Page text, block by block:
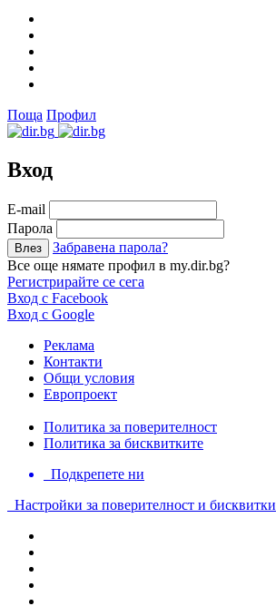
Поща Профил
Вход
Е-mail
Парола
Забравена парола?
Все още нямате профил в my.dir.bg?
Регистрирайте се сега
Вход с Facebook
Вход с Google
Реклама
Контакти
Общи условия
Европроект
Политика за поверителност
Политика за бисквитките
Подкрепете ни
Настройки за поверителност и бисквитки